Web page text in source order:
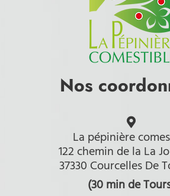
Nos
La pépinière
122 chemin de la La
37330 Courcelles De
(30 min de